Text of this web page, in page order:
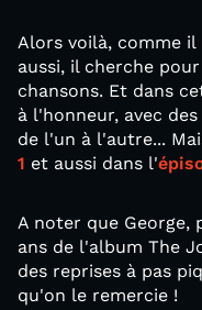
Alors voilà, comme
aussi, il cherche
chansons. Et dans
à l'honneur, avec
de l'un à l'autre...
1 et aussi dans l'
A noter que George,
ans de l'album The
des reprises à pas
qu'on le remercie !